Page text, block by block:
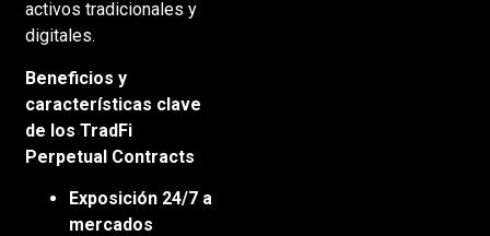
activos tradicionales y
digitales.
Beneficios y
características clave
de los TradFi
Perpetual Contracts
Exposición 24/7 a
mercados